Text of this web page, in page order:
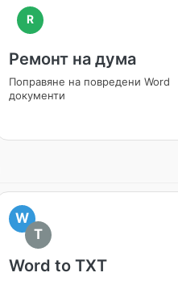
R
Ремонт на дума
Поправяне на повредени Word
документи
W
T
Word to TXT